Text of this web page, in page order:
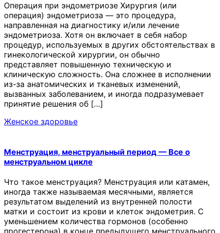
Операция при эндометриозе Хирургия (или
операция) эндометриоза — это процедура,
направленная на диагностику и/или лечение
эндометриоза. Хотя он включает в себя набор
процедур, используемых в других обстоятельствах в
гинекологической хирургии, он обычно
представляет повышенную техническую и
клиническую сложность. Она сложнее в исполнении
из-за анатомических и тканевых изменений,
вызванных заболеванием, и иногда подразумевает
принятие решения об […]
Женское здоровье
Менструация, менструальный период — Все о
менструальном цикле
Что такое менструация? Менструация или катамен,
иногда также называемая месячными, является
результатом выделений из внутренней полости
матки и состоит из крови и клеток эндометрия. С
уменьшением количества гормонов (особенно
прогестерона) в конце предыдущего менструального